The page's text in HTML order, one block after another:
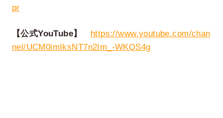
pr
【公式YouTube】
https://www.youtube.com/chan
nel/UCM0imIksNT7n2Im_-WKQS4g